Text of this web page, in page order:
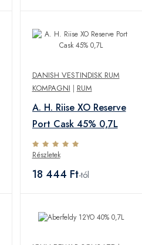
DANISH VESTINDISK RUM
KOMPAGNI | RUM
A. H. Riise XO Reserve
Port Cask 45% 0,7L
Részletek
18 444 Ft-tól